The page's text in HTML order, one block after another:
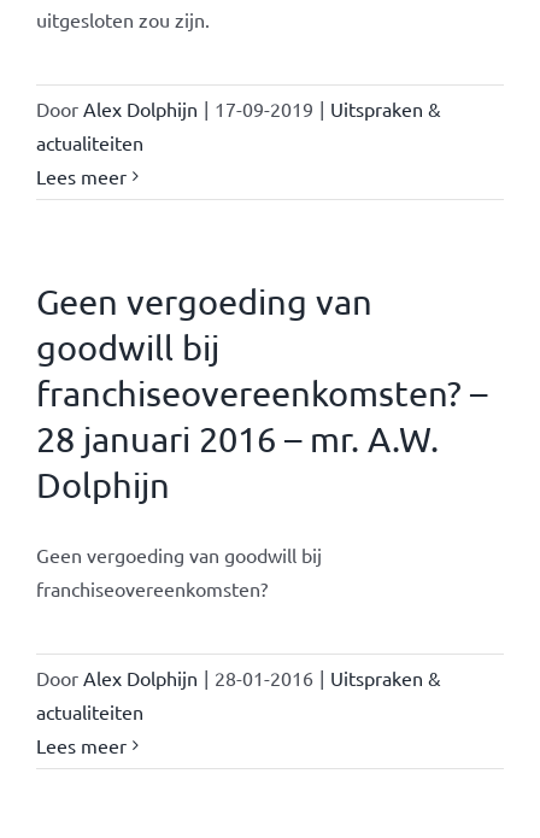
uitgesloten zou zijn.
Door Alex Dolphijn | 17-09-2019 | Uitspraken &
actualiteiten
Lees meer
Geen vergoeding van
goodwill bij
franchiseovereenkomsten? –
28 januari 2016 – mr. A.W.
Dolphijn
Geen vergoeding van goodwill bij
franchiseovereenkomsten?
Door Alex Dolphijn | 28-01-2016 | Uitspraken &
actualiteiten
Lees meer